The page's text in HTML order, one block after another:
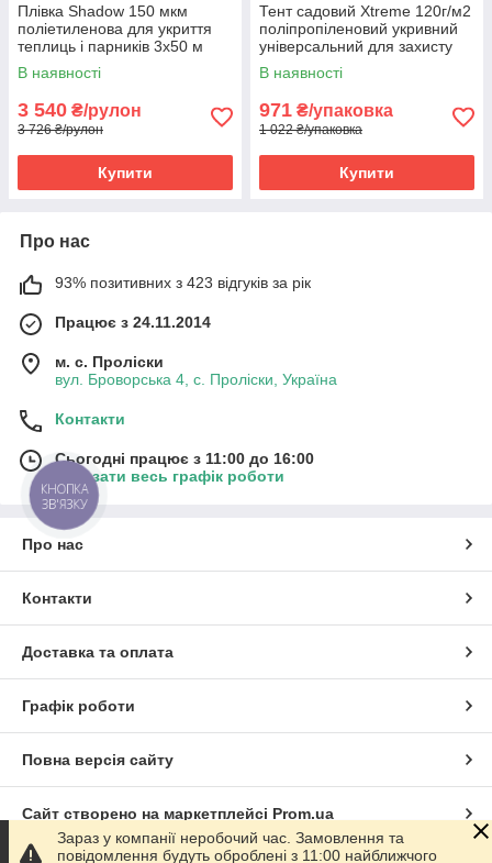
Плівка Shadow 150 мкм
поліетиленова для укриття
теплиць і парників 3х50 м
Біла
В наявності
3 540 ₴/рулон
3 726 ₴/рулон
Купити
Тент садовий Хtreme 120г/м2
поліпропіленовий укривний
універсальний для захисту
від негоди 4х6 м
Помаранчевий
В наявності
971 ₴/упаковка
1 022 ₴/упаковка
Купити
Про нас
93% позитивних з 423 відгуків за рік
Працює з 24.11.2014
м. с. Проліски
вул. Броворська 4, с. Проліски, Україна
Контакти
Сьогодні працює з 11:00 до 16:00
Показати весь графік роботи
Про нас
Контакти
Доставка та оплата
Графік роботи
Повна версія сайту
Сайт створено на маркетплейсі Prom.ua
Зараз у компанії неробочий час. Замовлення та
повідомлення будуть оброблені з 11:00 найближчого
КНОПКА
ЗВ'ЯЗКУ